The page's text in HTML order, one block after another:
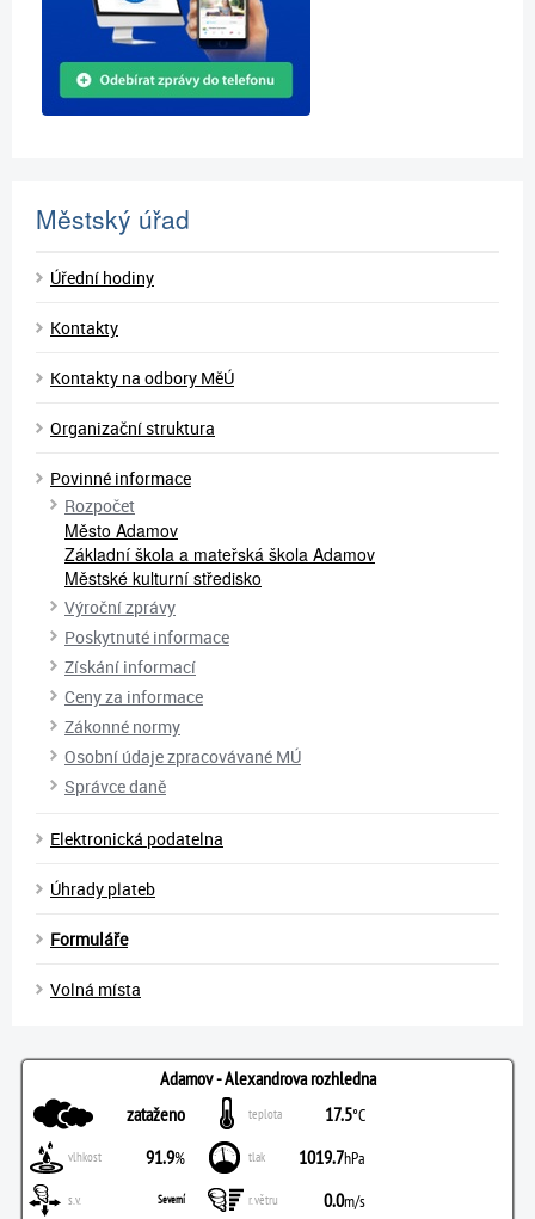
Městský úřad
Úřední hodiny
Kontakty
Kontakty na odbory MěÚ
Organizační struktura
Povinné informace
Rozpočet
Město Adamov
Základní škola a mateřská škola Adamov
Městské kulturní středisko
Výroční zprávy
Poskytnuté informace
Získání informací
Ceny za informace
Zákonné normy
Osobní údaje zpracovávané MÚ
Správce daně
Elektronická podatelna
Úhrady plateb
Formuláře
Volná místa